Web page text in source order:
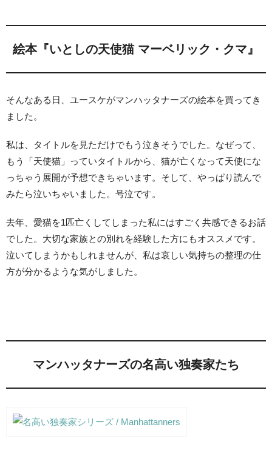
絵本『いとしの天使猫 マーベリック・クマ』
そんなある日、ユースケがマンハッタナーズの絵本を買ってき
ました。
私は、タイトルを見ただけでもう泣きそうでした。なぜって、
もう「天使猫」っていタイトルから、猫が亡くなって天使にな
っちゃう展開が予想できちゃいます。そして、やっぱり読んで
みたら泣いちゃいました。号泣です。
去年、愛猫を1匹亡くしてしまった私にはすごく共感できるお話
でした。大切な家族との別れを経験した方にもオススメです。
泣いてしまうかもしれませんが、私は哀しい気持ちの整理の仕
方が分かるような気がしました。
マンハッタナーズの名高い独奏家たち